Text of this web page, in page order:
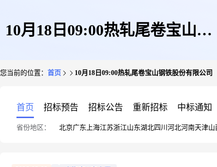
10月18日09:00热轧尾卷宝山钢
您当前的位置： 首页 10月18日09:00热轧尾卷宝山钢铁股份有限公司
首页 招标预告 招标公告 重新招标 中标通知
省份地区： 北京广东 上海江苏浙江山东湖北四川 河北河南天津山